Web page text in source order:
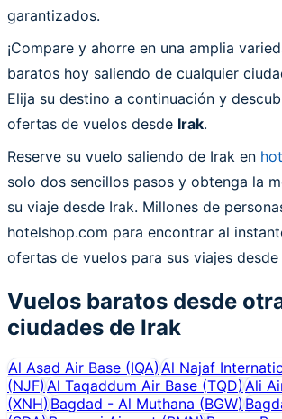
garantizados.
¡Compare y ahorre en una amplia
baratos hoy saliendo de cualquier
Elija su destino a continuación y
ofertas de vuelos desde Irak.
Reserve su vuelo saliendo de Irak en
solo dos sencillos pasos y obtenga la
su viaje desde Irak. Millones de
hotelshop.com para encontrar al
ofertas de vuelos para sus viajes desde
Vuelos baratos desde
ciudades de Irak
Al Asad Air Base (IQA)Al Najaf
(NJF)Al Taqaddum Air Base (TQD) Ali
(XNH)Bagdad - Al Muthana (BGW)